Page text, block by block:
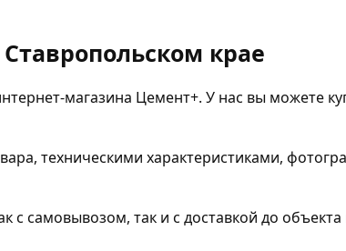
крае
магазина Цемент+. У нас вы можете
техническими характеристиками,
самовывозом, так и с доставкой до